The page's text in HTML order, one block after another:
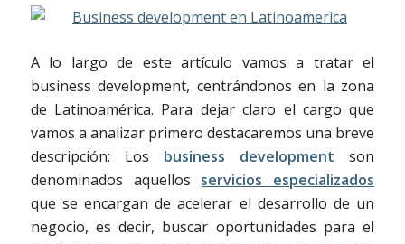
A lo largo de este artículo vamos a tratar el
business development, centrándonos en la zona
de Latinoamérica. Para dejar claro el cargo que
vamos a analizar primero destacaremos una breve
descripción: Los business development son
denominados aquellos servicios especializados
que se encargan de acelerar el desarrollo de un
negocio, es decir, buscar oportunidades para el